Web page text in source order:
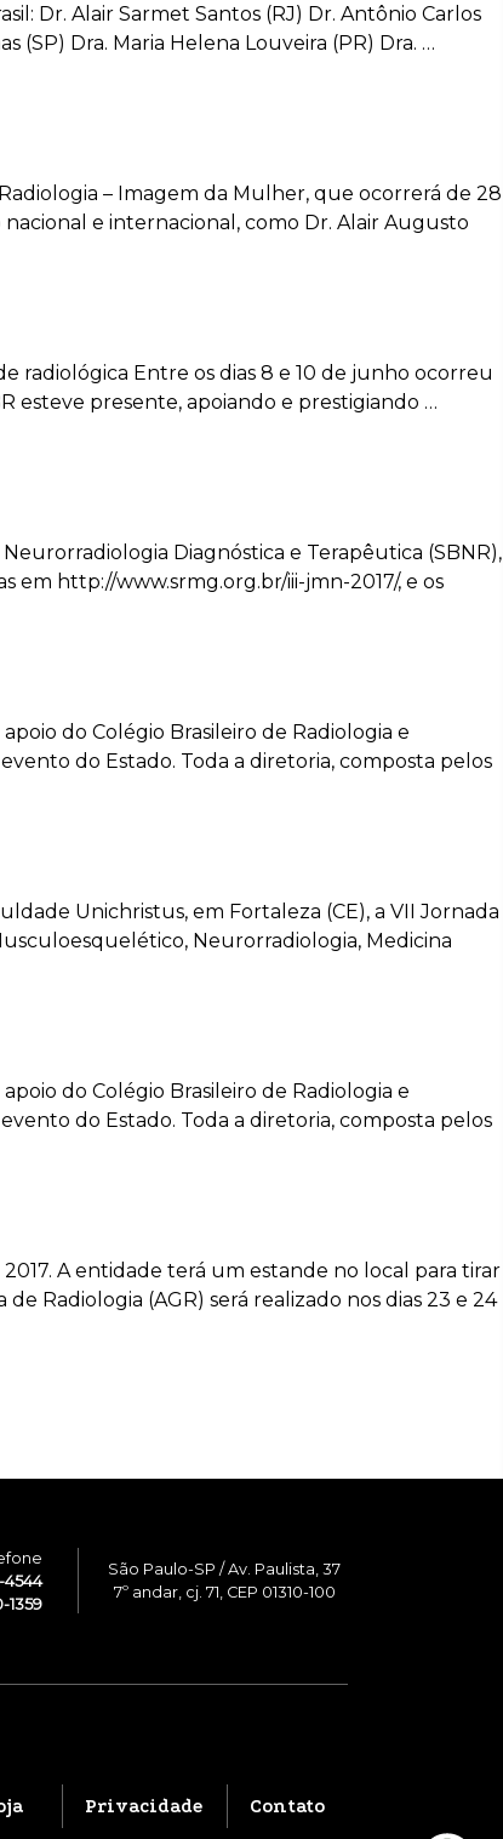
Dr. Alair Sarmet Santos (RJ) Dr. Antônio Carlos
(SP) Dra. Maria Helena Louveira (PR) Dra. …
– Imagem da Mulher, que ocorrerá de 28
e internacional, como Dr. Alair Augusto
radiológica Entre os dias 8 e 10 de junho ocorreu
esteve presente, apoiando e prestigiando …
Diagnóstica e Terapêutica (SBNR),
em http://www.srmg.org.br/iii-jmn-2017/, e os
apoio do Colégio Brasileiro de Radiologia e
do Estado. Toda a diretoria, composta pelos
Unichristus, em Fortaleza (CE), a VII Jornada
Neurorradiologia, Medicina
apoio do Colégio Brasileiro de Radiologia e
do Estado. Toda a diretoria, composta pelos
A entidade terá um estande no local para tirar
Radiologia (AGR) será realizado nos dias 23 e 24
Privacidade Contato
4544
1359
São Paulo-SP / Av. Paulista, 37
7º andar, cj. 71, CEP 01310-100